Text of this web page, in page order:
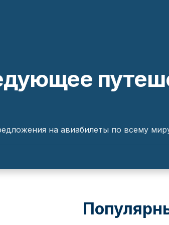
на авиабилеты по всему